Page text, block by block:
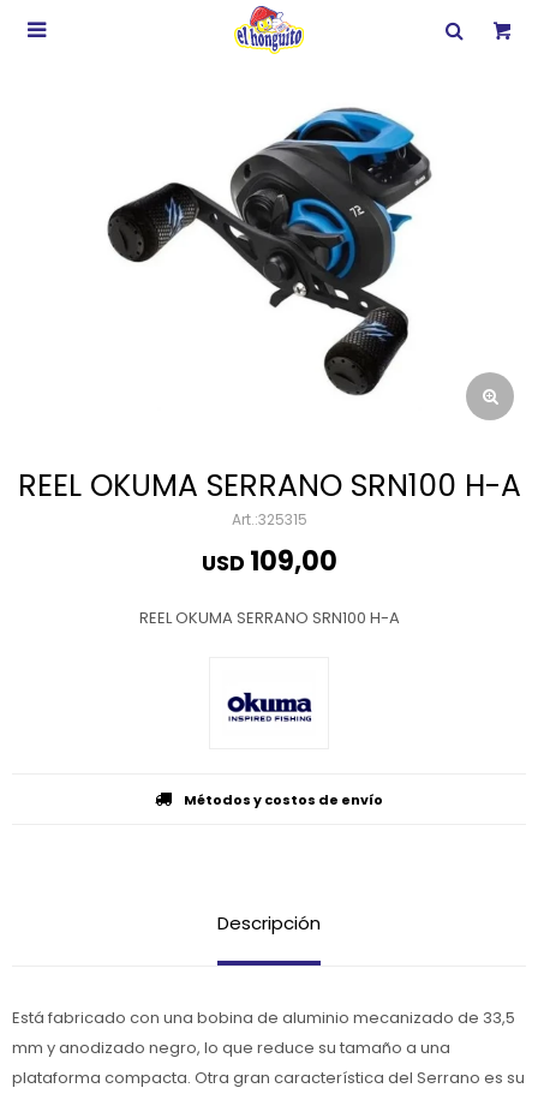

REEL OKUMA SERRANO SRN100 H-A
325315
USD 109,00
REEL OKUMA SERRANO SRN100 H-A
Métodos y costos de envío
Descripción
Está fabricado con una bobina de aluminio mecanizado de 33,5
mm y anodizado negro, lo que reduce su tamaño a una
plataforma compacta. Otra gran característica del Serrano es su